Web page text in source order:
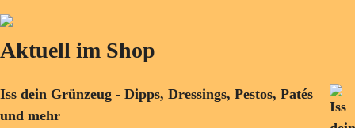
Aktuell im Shop
Iss dein Grünzeug - Dipps, Dressings, Pestos, Patés
und mehr